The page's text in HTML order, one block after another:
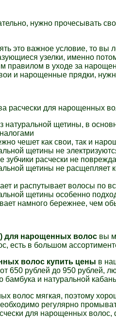
нужно прочесывать
это важное условие, то вы
узелки, именно
правилом в уходе за
и нарощенные прядки,
расчески для нарощенных
натуральной щетины, в
чешет как свои, так и
щетины не
зубчики расчески не
щетины не расщепляет
и распутывает волосы по
щетины особенно
намного бережнее, чем
для нарощенных волос вы
есть в большом
волос купить цены в
650 рублей до 950 рублей,
бамбука и натуральной
волос мягкая, поэтому
регулярно
для нарощенных волос,